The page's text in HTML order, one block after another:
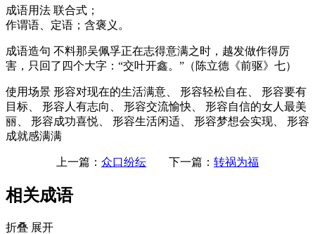
成语用法 联合式；
作谓语、定语；含褒义。
成语造句 不料那吴佩孚正在志得意满之时，越发做作得厉
害，只回了四个大字：“交叶开鑫。”（陈立德《前驱》七）
使用场景 形容对现在的生活满意、 形容轻松自在、 形容要有
目标、 形容人有志向、 形容交流愉快、 形容自信的女人最美
丽、 形容成功喜悦、 形容生活闲适、 形容梦想会实现、 形容
成就感满满
上一篇： 众口纷纭 下一篇： 转祸为福
相关成语
折叠 展开